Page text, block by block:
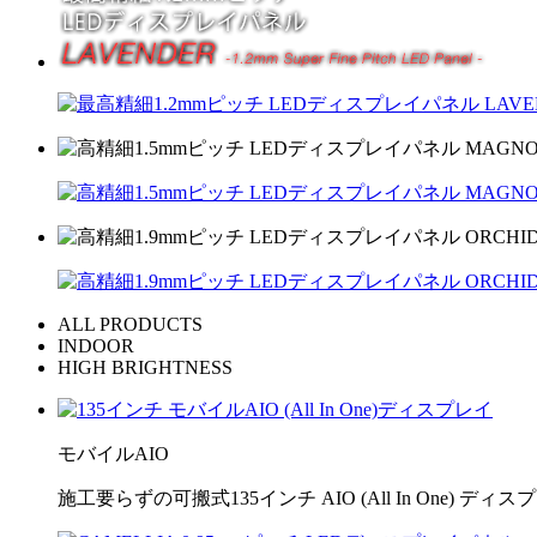
ALL PRODUCTS
INDOOR
HIGH BRIGHTNESS
モバイルAIO
施工要らずの可搬式135インチ AIO (All In One) ディス